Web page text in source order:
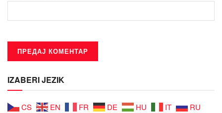
IZABERI JEZIK
CS EN FR DE HU IT RU